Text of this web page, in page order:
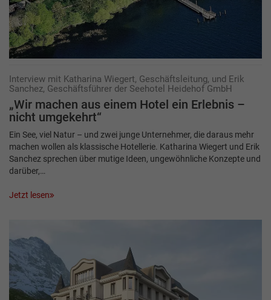
Interview mit Katharina Wiegert, Geschäftsleitung, und Erik
Sanchez, Geschäftsführer der Seehotel Heidehof GmbH
„Wir machen aus einem Hotel ein Erlebnis –
nicht umgekehrt“
Ein See, viel Natur – und zwei junge Unternehmer, die daraus mehr
machen wollen als klassische Hotellerie. Katharina Wiegert und Erik
Sanchez sprechen über mutige Ideen, ungewöhnliche Konzepte und
darüber,…
Jetzt lesen